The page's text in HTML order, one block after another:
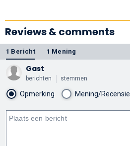
Reviews & comments
1 Bericht 1 Mening
Gast
berichten stemmen
Opmerking Mening/Recensie